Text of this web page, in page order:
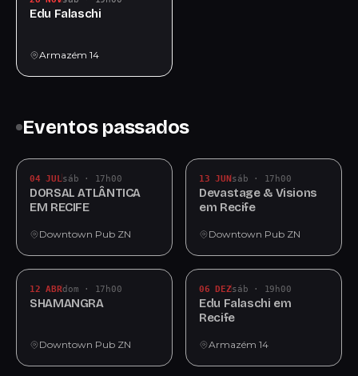
Edu Falaschi
Armazém 14
Eventos passados
04 JULsáb · 17h00
DORSAL ATLÂNTICA
EM RECIFE
Downtown Pub ZN
13 JUNsáb · 17h00
Devastage & Visions
em Recife
Downtown Pub ZN
12 ABRdom · 17h00
SHAMANGRA
Downtown Pub ZN
06 DEZsáb · 19h00
Edu Falaschi em
Recife
Armazém 14